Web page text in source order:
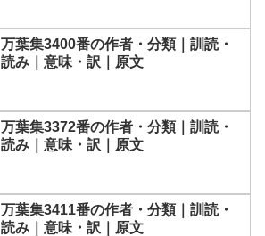
万葉集3400番の作者・分類｜訓読・
読み｜意味・訳｜原文
万葉集3372番の作者・分類｜訓読・
読み｜意味・訳｜原文
万葉集3411番の作者・分類｜訓読・
読み｜意味・訳｜原文